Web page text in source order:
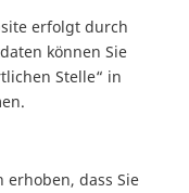
erfolgt durch
können Sie
Stelle“ in
dass Sie